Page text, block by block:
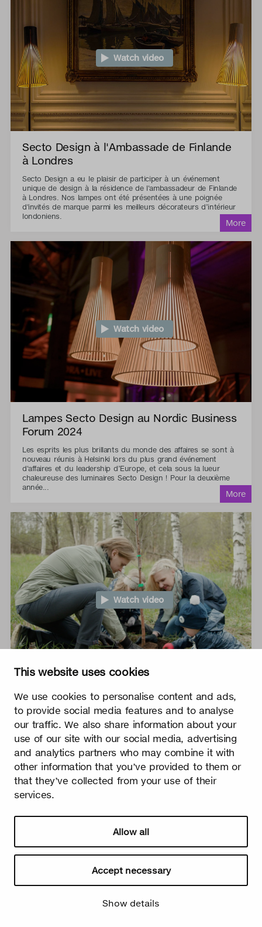
This website uses cookies
We use cookies to personalise content and ads,
to provide social media features and to analyse
our traffic. We also share information about your
use of our site with our social media, advertising
and analytics partners who may combine it with
other information that you’ve provided to them or
that they’ve collected from your use of their
services.
Allow all
Accept necessary
Show details
Watch video
Secto Design à l'Ambassade de Finlande
à Londres
Secto Design a eu le plaisir de participer à un événement
unique de design à la résidence de l'ambassadeur de Finlande
à Londres. Nos lampes ont été présentées à une poignée
d'invités de marque parmi les meilleurs décorateurs d’intérieur
londoniens.
Watch video
Lampes Secto Design au Nordic Business
Forum 2024
Les esprits les plus brillants du monde des affaires se sont à
nouveau réunis à Helsinki lors du plus grand événement
d'affaires et du leadership d’Europe, et cela sous la lueur
chaleureuse des luminaires Secto Design ! Pour la deuxième
année...
Watch video
Il n'y a pas de meilleur signe de l'arrivée du printemps que les
premiers petits bourgeons de bouleau qui apparaissent sur les
arbres. Enfin, le long hiver froid est terminé et la lumière prend
le dessus sur l'obscurité !
Watch video